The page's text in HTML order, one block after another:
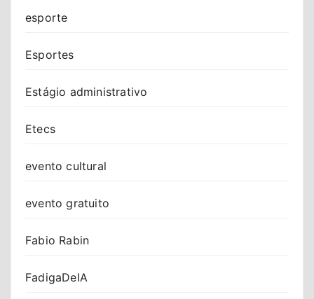
esporte
Esportes
Estágio administrativo
Etecs
evento cultural
evento gratuito
Fabio Rabin
FadigaDeIA